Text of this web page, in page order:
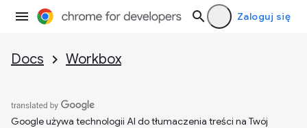
Zaloguj się
Docs Workbox
Google używa technologii AI do tłumaczenia treści na Twój